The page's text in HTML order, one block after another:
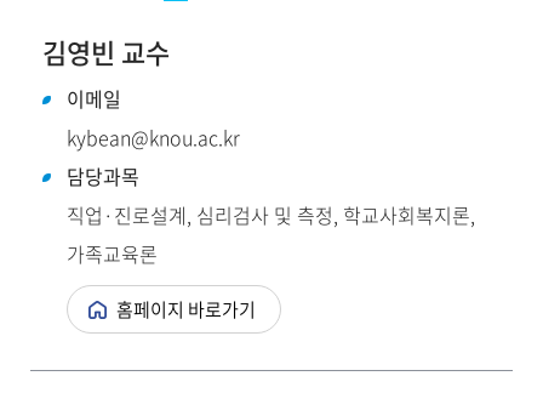
김영빈 교수
이메일
kybean@knou.ac.kr
담당과목
직업·진로설계, 심리검사 및 측정, 학교사회복지론,
가족교육론
홈페이지 바로가기